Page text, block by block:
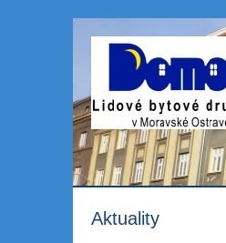
Aktuality